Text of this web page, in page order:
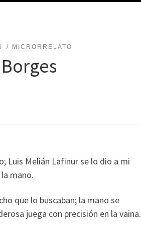
MICRORRELATO
Luis Melián Lafinur se lo dio a mi
mano.
que lo buscaban; la mano se
juega con precisión en la vaina.